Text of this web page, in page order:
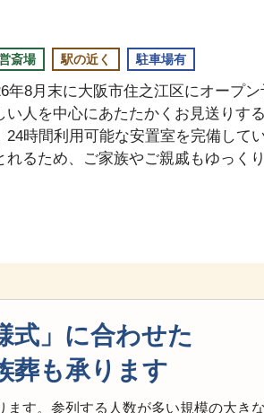
斎場 駅の近く 駐車場有
年8月末に大阪市住之江区にオープ
い人を中心にあたたかくお見送りす
24時間利用可能な安置室を完備して
れるため、ご家族やご親戚もゆっく
式」に合わせた
葬も承ります
す。参列する人数が多い規模の大き